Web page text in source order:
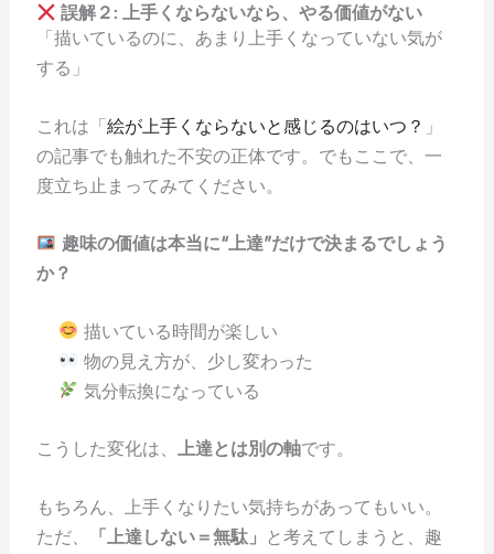
誤解２: 上手くならないなら、やる価値がない
「描いているのに、あまり上手くなっていない気が
する」
これは「絵が上手くならないと感じるのはいつ？ 」
の記事でも触れた不安の正体です。でもここで、一
度立ち止まってみてください。
趣味の価値は本当に“上達”だけで決まるでしょう
か？
描いている時間が楽しい
物の見え方が、少し変わった
気分転換になっている
こうした変化は、 上達とは別の軸です。
もちろん、上手くなりたい気持ちがあってもいい。
ただ、
「上達しない＝無駄」 と考えてしまうと、趣